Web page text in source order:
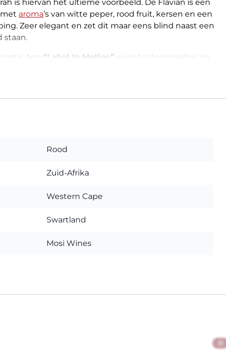
is hiervan het ultieme voorbeeld. De Flavian is een
aroma’s van witte peper, rood fruit, kersen en een
Zeer elegant en zet dit maar eens blind naast een
staan.
App “Label In Motion” even te downloaden en
leven.
Rood
Zuid-Afrika
Western Cape
Swartland
Mosi Wines